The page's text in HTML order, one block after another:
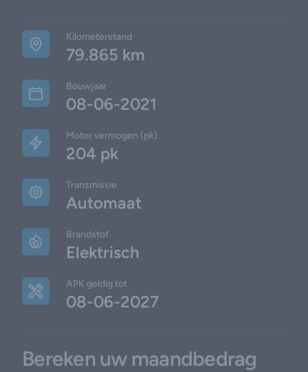
Kilometerstand
79.865 km
Bouwjaar
08-06-2021
Motor vermogen (pk)
204 pk
Transmissie
Automaat
Brandstof
Elektrisch
APK geldig tot
08-06-2027
Bereken uw maandbedrag